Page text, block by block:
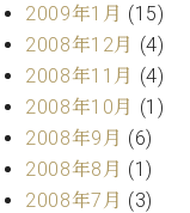
2009年1月 (15)
2008年12月 (4)
2008年11月 (4)
2008年10月 (1)
2008年9月 (6)
2008年8月 (1)
2008年7月 (3)